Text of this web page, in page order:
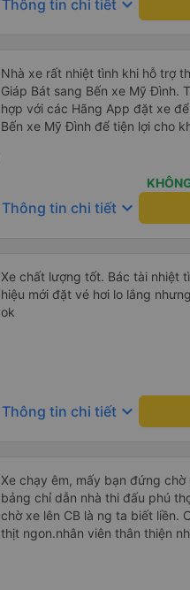
Thông tin chi tiết keyboard_arrow_down
Nhà xe rất nhiệt tình khi hỗ trợ
Giáp Bát sang Bến xe Mỹ Đình.
hợp với các Hãng App đặt xe
Bến xe Mỹ Đình để tiện lợi cho
Thông tin chi tiết keyboard_arrow_down
Xe chất lượng tốt. Bác tài nhiệt
hiệu mới đặt vé hơi lo lắng
ok
Thông tin chi tiết keyboard_arrow_down
Xe chạy êm, mấy bạn đứng chờ
bảng chỉ dẫn nhà thi đấu phú
chờ xe lên CB là ng ta biết liền.
thịt ngon.nhân viên thân thiện